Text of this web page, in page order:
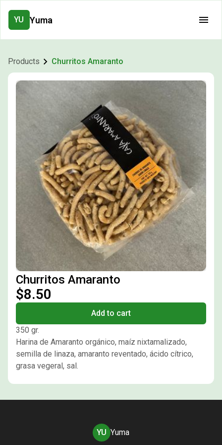
YU Yuma
Products Churritos Amaranto
Churritos Amaranto
$8.50
Add to cart
350 gr.
Harina de Amaranto orgánico, maíz nixtamalizado,
semilla de linaza, amaranto reventado, ácido cítrico,
grasa vegeral, sal.
YU Yuma